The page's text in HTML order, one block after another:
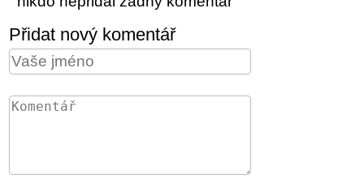
Přidat nový komentář